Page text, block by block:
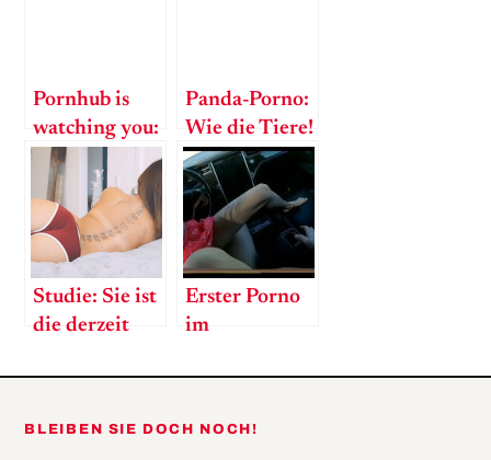
Pornhub is
watching you:
Das wollen
Pornofans
wirklich sehen
Panda-Porno:
Wie die Tiere!
Studie: Sie ist
die derzeit
Porno-
Erster Porno
im
Tesla
BLEIBEN SIE DOCH NOCH!